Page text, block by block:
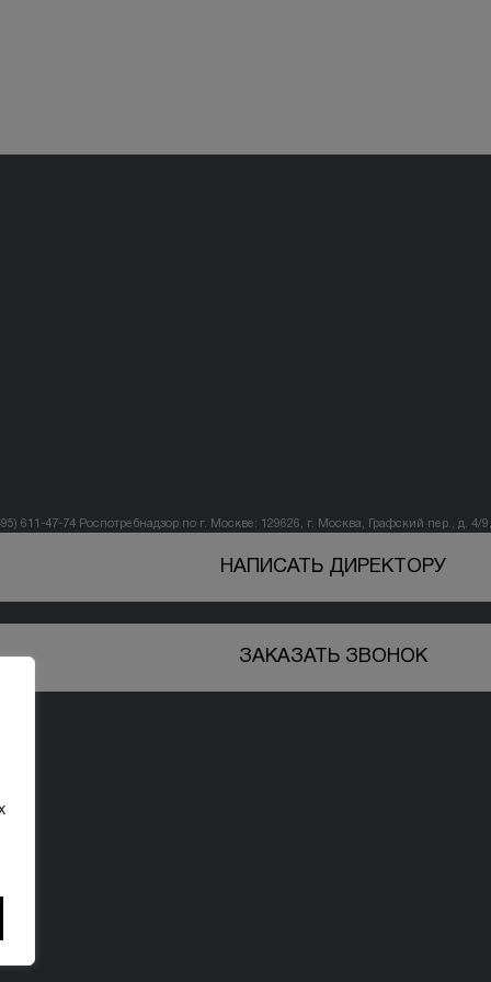
611-47-74 Роспотребнадзор по г. Москве: 129626, г. Москва, Графский пер., д. 4/
НАПИСАТЬ ДИРЕКТОРУ
ЗАКАЗАТЬ ЗВОНОК